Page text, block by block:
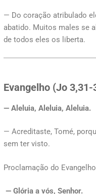
— Do coração atribulado
abatido. Muitos males se
de todos eles os liberta.
Evangelho (Jo 3,31-
— Aleluia, Aleluia, Aleluia.
— Acreditaste, Tomé,
sem ter visto.
Proclamação do
— Glória a vós, Senhor.